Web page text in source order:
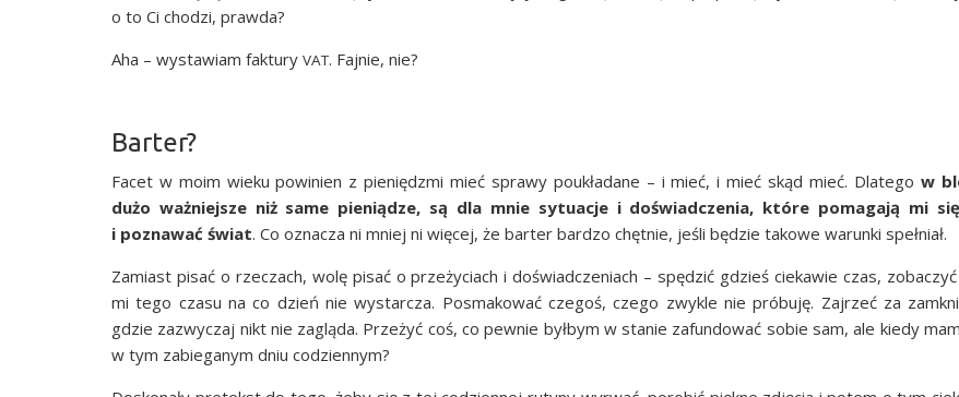
o to Ci cho­dzi, prawda?
Aha – wysta­wiam fak­tu­ry VAT. Faj­nie, nie?
Barter?
Facet w moim wie­ku powi­nien z pie­niędz­mi mieć spra­wy poukła­da­ne – i mieć, i mieć skąd mieć. Dla­te­go w
dużo waż­niej­sze niż same pie­nią­dze, są dla mnie sytu­acje i doświad­cze­nia, któ­re poma­ga­ją mi
i pozna­wać świat. Co ozna­cza ni mniej ni wię­cej, że bar­ter bar­dzo chęt­nie, jeśli będzie tako­we warun­ki spełniał.
Zamiast pisać o rze­czach, wolę pisać o prze­ży­ciach i doświad­cze­niach – spę­dzić gdzieś cie­ka­wie czas,
mi tego cza­su na co dzień nie wystar­cza. Posma­ko­wać cze­goś, cze­go zwy­kle nie pró­bu­ję. Zaj­rzeć za
gdzie zazwy­czaj nikt nie zaglą­da. Prze­żyć coś, co pew­nie był­bym w sta­nie zafun­do­wać sobie sam, ale kie­dy
w tym zabie­ga­nym dniu codziennym?